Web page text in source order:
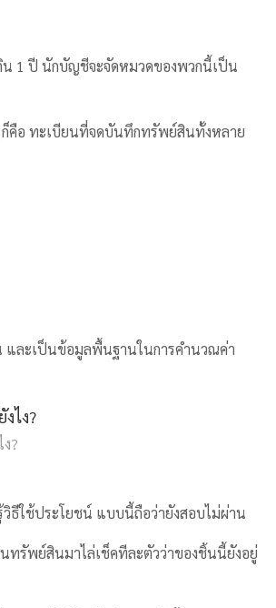
น 1 ปี นักบัญชีจะจัดหมวดของพวกนี้เป็น
คือ ทะเบียนที่จดบันทึกทรัพย์สินทั้งหลาย
ละเป็นข้อมูลพื้นฐานในการคำนวณค่า
?
ใช้ประโยชน์ แบบนี้ถือว่ายังสอบไม่ผ่าน
ทรัพย์สินมาไล่เช็คทีละตัวว่าของชิ้นนี้ยังอยู่